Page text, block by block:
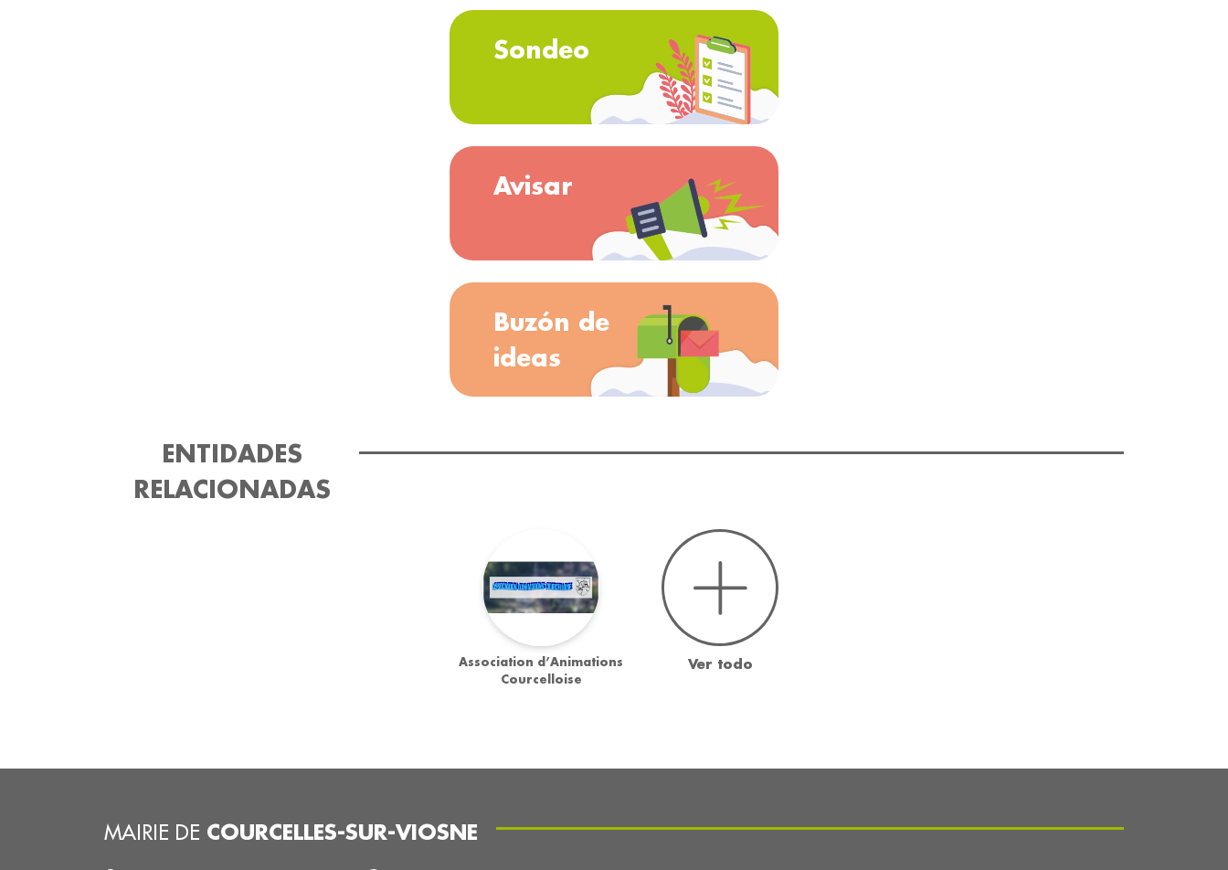
Sondeo
Avisar
Buzón de
ideas
ENTIDADES
RELACIONADAS
Association d’Animations
Courcelloise
Ver todo
MAIRIE DE COURCELLES-SUR-VIOSNE